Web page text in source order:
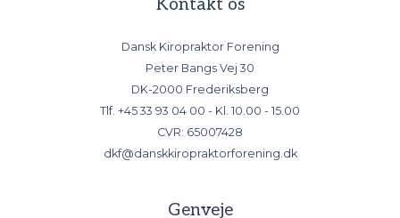
Kontakt os
Dansk Kiropraktor Forening
Peter Bangs Vej 30
DK-2000 Frederiksberg
Tlf. +45 33 93 04 00 - Kl. 10.00 - 15.00
CVR: 65007428
dkf@danskkiropraktorforening.dk
Genveje